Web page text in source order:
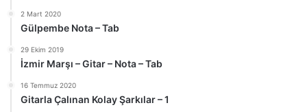
2 Mart 2020
Gülpembe Nota – Tab
29 Ekim 2019
İzmir Marşı – Gitar – Nota – Tab
16 Temmuz 2020
Gitarla Çalınan Kolay Şarkılar – 1